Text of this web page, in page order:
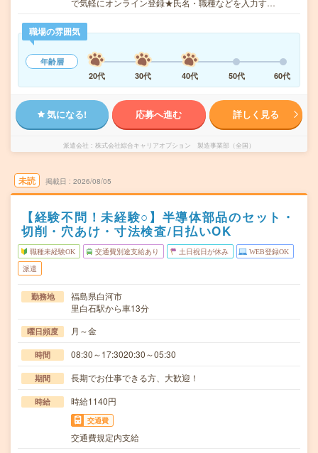
で気軽にオンライン登録★氏名・職種などを入力す…
職場の雰囲気
年齢層
20代
30代 40代 50代 60代
気になる! 応募へ進む 詳しく見る
派遣会社 株式会社綜合キャリアオプション 製造事業部（全国）
未読 掲載日 2026/08/05
【経験不問！未経験○】半導体部品のセット・
切削・穴あけ・寸法検査/日払いOK
職種未経験OK 交通費別途支給あり 土日祝日が休み WEB登録OK
派遣
勤務地
福島県白河市
里白石駅から車13分
曜日頻度 月～金
時間 08:30～17:3020:30～05:30
期間 長期でお仕事できる方、大歓迎！
時給 時給1140円
交通費
交通費規定内支給